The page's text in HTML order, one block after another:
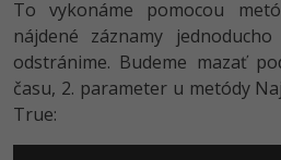
To vykonáme pomocou
nájdené záznamy
odstránime. Budeme mazať
času, 2. parameter u metódy
True: